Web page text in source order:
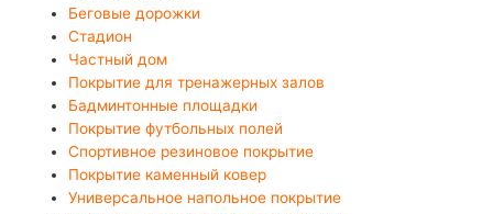
Беговые дорожки
Стадион
Частный дом
Покрытие для тренажерных залов
Бадминтонные площадки
Покрытие футбольных полей
Спортивное резиновое покрытие
Покрытие каменный ковер
Универсальное напольное покрытие